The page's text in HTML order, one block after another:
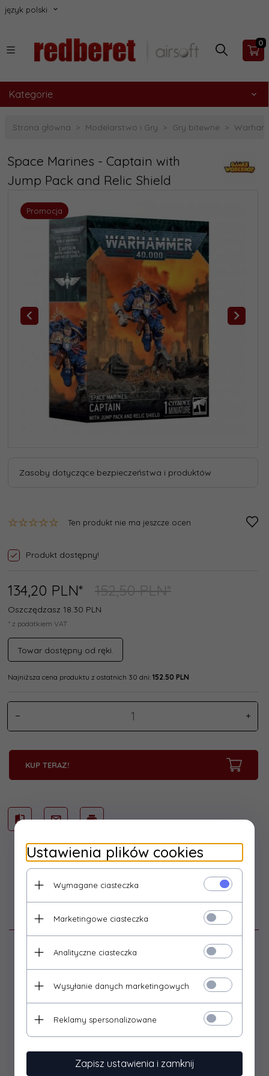
język polski
0
Kategorie
Strona główna Modelarstwo i Gry Gry bitewne
Space Marines - Captain with
Jump Pack and Relic Shield
Promocja
Zasoby dotyczące bezpieczeństwa i produktów
Ten produkt nie ma jeszcze ocen
Produkt dostępny!
134,20 PLN* 152,50 PLN*
Oszczędzasz 18.30 PLN
* z podatkiem VAT
Towar dostępny od ręki.
Najniższa cena produktu z ostatnich 30 dni: 152.50 PLN
KUP TERAZ!
Opis produktu
Zestaw do kolekcjonerskiej, figurkowej gry bitewnej
Pudełko zawiera modele do sklejenia i pomalowania.
Ustawienia plików cookies
Wymagane ciasteczka
Marketingowe ciasteczka
Analityczne ciasteczka
Wysyłanie danych marketingowych
Reklamy spersonalizowane
Zapisz ustawienia i zamknij